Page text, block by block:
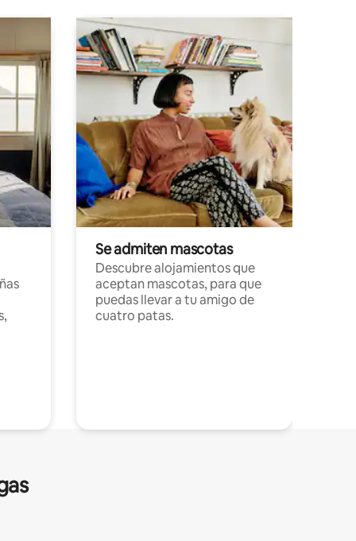
Se admiten mascotas
Descubre alojamientos que
aceptan mascotas, para que
puedas llevar a tu amigo de
cuatro patas.